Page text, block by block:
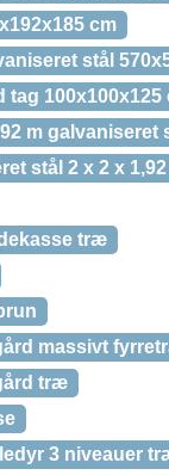
cm
stål
100x100x125
m galvaniseret
stål 2 x 2 x 1,92
træ
massivt
træ
3 niveauer